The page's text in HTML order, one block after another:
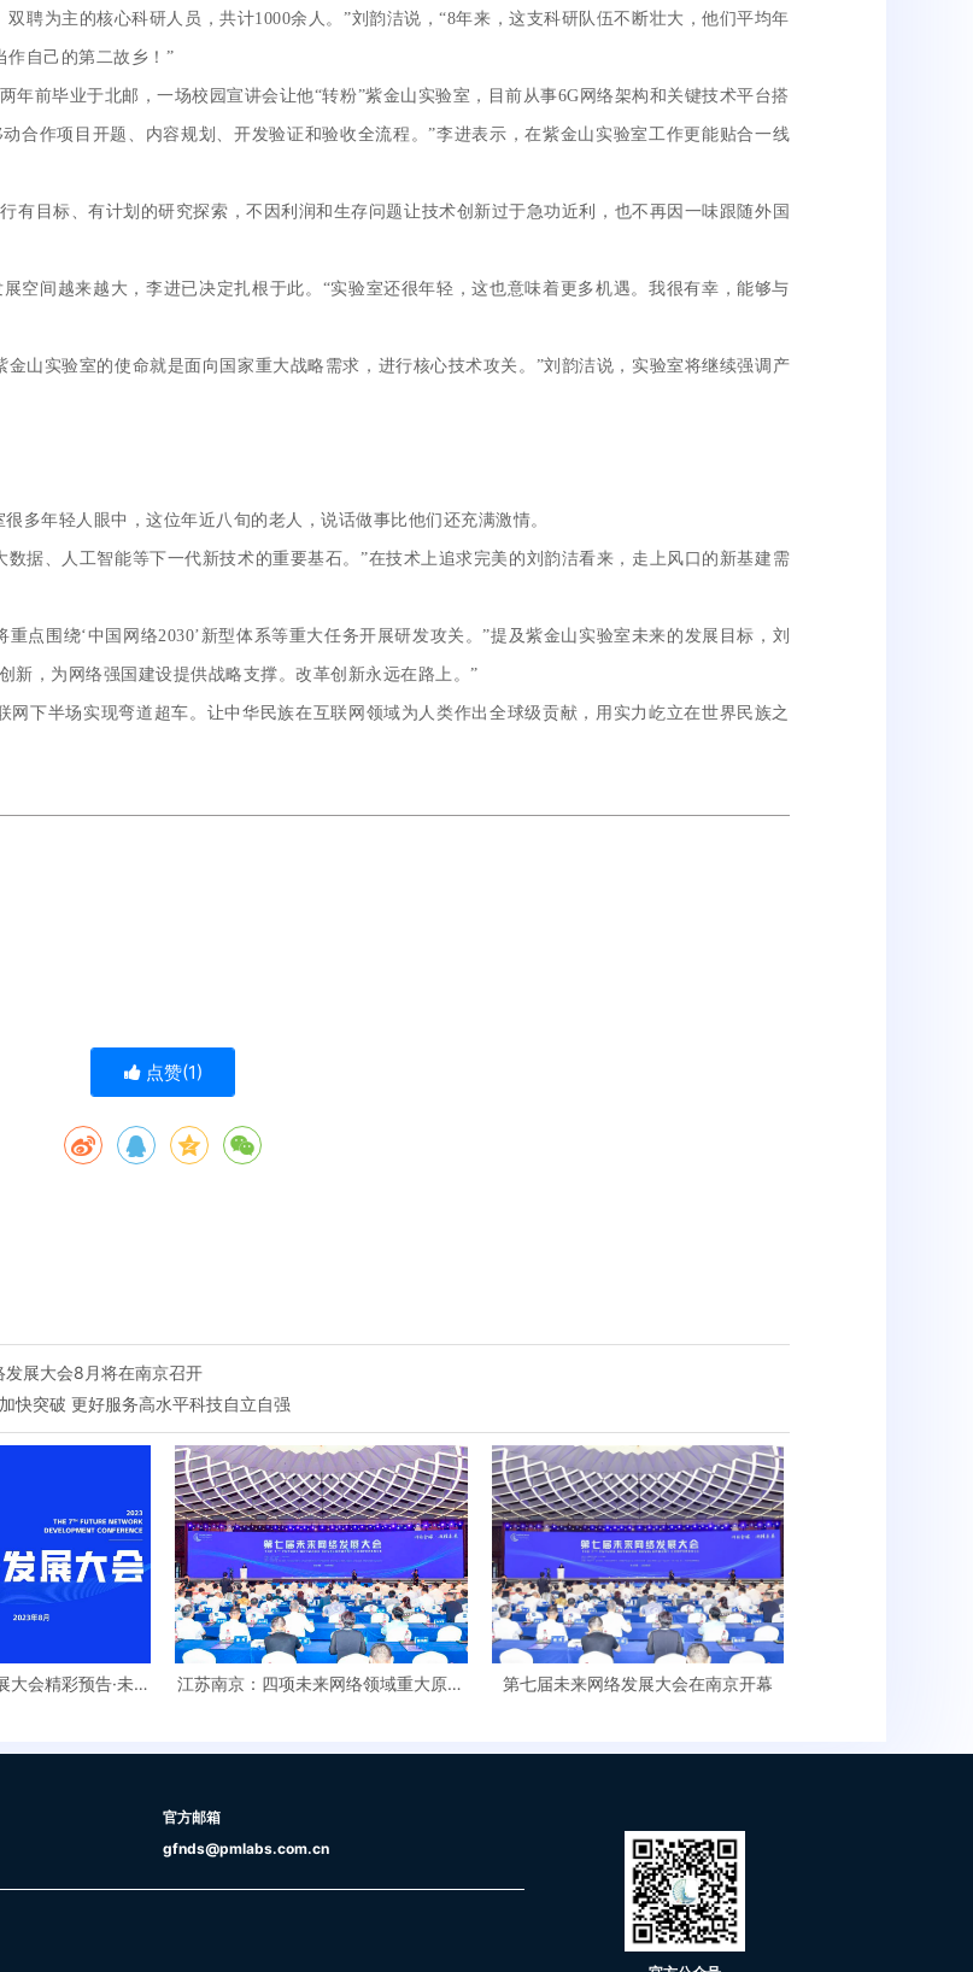
为主的核心科研人员，共计1000余人。”刘韵洁说，“8年来，这支科研队伍不断壮大，他们平均年
作自己的第二故乡！”
毕业于北邮，一场校园宣讲会让他“转粉”紫金山实验室，目前从事6G网络架构和关键技术平台搭
合作项目开题、内容规划、开发验证和验收全流程。”李进表示，在紫金山实验室工作更能贴合一线
标、有计划的研究探索，不因利润和生存问题让技术创新过于急功近利，也不再因一味跟随外国
间越来越大，李进已决定扎根于此。“实验室还很年轻，这也意味着更多机遇。我很有幸，能够与
实验室的使命就是面向国家重大战略需求，进行核心技术攻关。”刘韵洁说，实验室将继续强调产
年轻人眼中，这位年近八旬的老人，说话做事比他们还充满激情。
、人工智能等下一代新技术的重要基石。”在技术上追求完美的刘韵洁看来，走上风口的新基建需
围绕‘中国网络2030’新型体系等重大任务开展研发攻关。”提及紫金山实验室未来的发展目标，刘
新，为网络强国建设提供战略支撑。改革创新永远在路上。”
半场实现弯道超车。让中华民族在互联网领域为人类作出全球级贡献，用实力屹立在世界民族之
点赞(1)
发展大会8月将在南京召开
快突破 更好服务高水平科技自立自强
会精彩预告·未来
江苏南京：四项未来网络领域重大原创
第七届未来网络发展大会在南京开幕
官方邮箱
gfnds@pmlabs.com.cn